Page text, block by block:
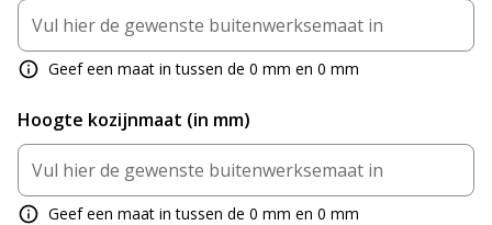
Geef een maat in tussen de 0 mm en 0 mm
Hoogte kozijnmaat (in mm)
Geef een maat in tussen de 0 mm en 0 mm